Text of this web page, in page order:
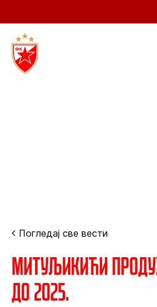
Погледај све вести
Митуљикићи
до 2025.